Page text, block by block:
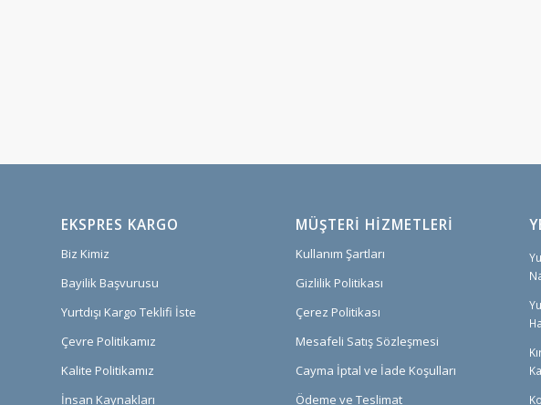
EKSPRES KARGO
Biz Kimiz
Bayilik Başvurusu
Yurtdışı Kargo Teklifi İste
Çevre Politikamız
Kalite Politikamız
İnsan Kaynakları
MÜŞTERI HIZMETLERI
Kullanım Şartları
Gizlilik Politikası
Çerez Politikası
Mesafeli Satış Sözleşmesi
Cayma İptal ve İade Koşulları
Ödeme ve Teslimat